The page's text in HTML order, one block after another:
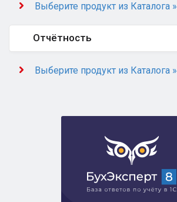
Выберите продукт из Каталога »
Отчётность
Выберите продукт из Каталога »